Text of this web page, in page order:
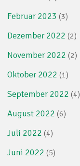
Februar 2023 (3)
Dezember 2022 (2)
November 2022 (2)
Oktober 2022 (1)
September 2022 (4)
August 2022 (6)
Juli 2022 (4)
Juni 2022 (5)